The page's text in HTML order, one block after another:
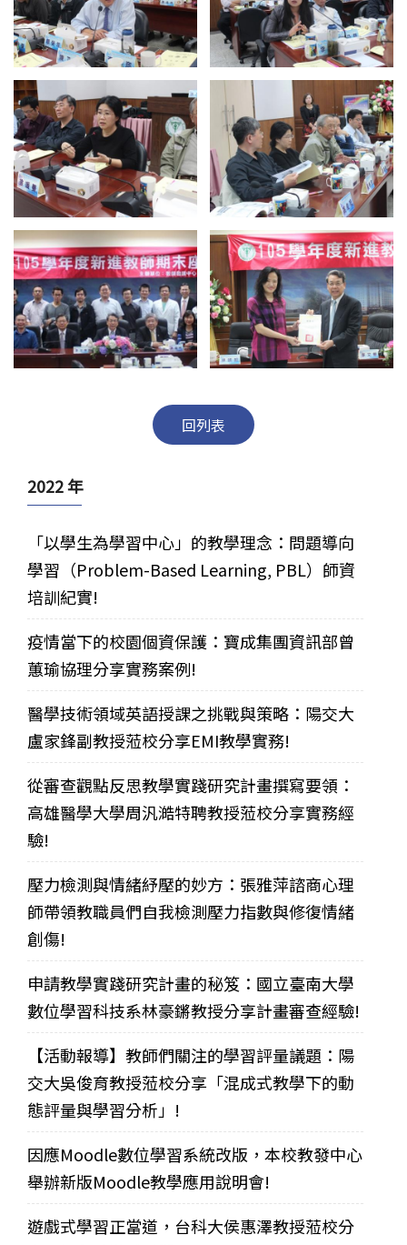
回列表
2022 年
「以學生為學習中心」的教學理念：問題導向
學習（Problem-Based Learning, PBL）師資
培訓紀實!
疫情當下的校園個資保護：寶成集團資訊部曾
蕙瑜協理分享實務案例!
醫學技術領域英語授課之挑戰與策略：陽交大
盧家鋒副教授蒞校分享EMI教學實務!
從審查觀點反思教學實踐研究計畫撰寫要領：
高雄醫學大學周汎澔特聘教授蒞校分享實務經
驗!
壓力檢測與情緒紓壓的妙方：張雅萍諮商心理
師帶領教職員們自我檢測壓力指數與修復情緒
創傷!
申請教學實踐研究計畫的秘笈：國立臺南大學
數位學習科技系林豪鏘教授分享計畫審查經驗!
【活動報導】教師們關注的學習評量議題：陽
交大吳俊育教授蒞校分享「混成式教學下的動
態評量與學習分析」!
因應Moodle數位學習系統改版，本校教發中心
舉辦新版Moodle教學應用說明會!
遊戲式學習正當道，台科大侯惠澤教授蒞校分